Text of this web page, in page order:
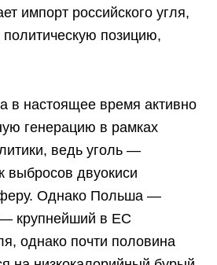
импорт российского угля,
позицию,
в настоящее время активно
генерацию в рамках
ведь уголь —
выбросов двуокиси
Однако Польша —
крупнейший в ЕС
однако почти половина